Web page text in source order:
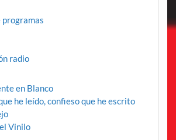
radio
en Blanco
he leído, confieso que he escrito
Vinilo